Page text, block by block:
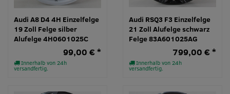
Audi A8 D4 4H Einzelfelge
19 Zoll Felge silber
Alufelge 4H0601025C
Innerhalb von 24h
versandfertig.
99,00 € *
Audi RSQ3 F3 Einzelfelge
21 Zoll Alufelge schwarz
Felge 83A601025AG
Innerhalb von 24h
versandfertig.
799,00 € *